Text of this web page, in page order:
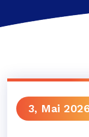
3, Mai